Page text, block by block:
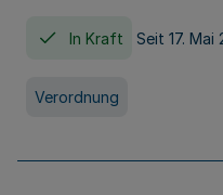
In Kraft Seit 17. Mai
Verordnung